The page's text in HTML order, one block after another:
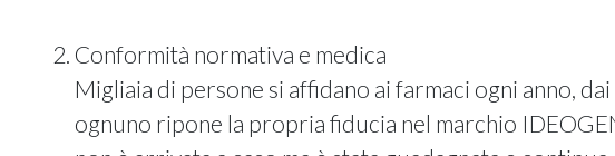
Conformità normativa e medica
Migliaia di persone si affidano ai farmaci ogni anno,
ognuno ripone la propria fiducia nel marchio